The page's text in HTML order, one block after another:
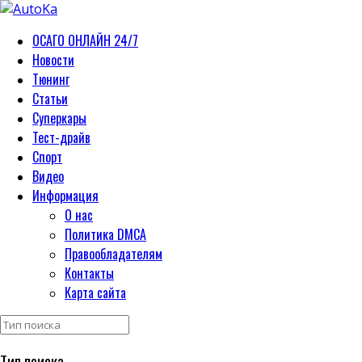
ОСАГО ОНЛАЙН 24/7
Новости
Тюнинг
Статьи
Суперкары
Тест-драйв
Спорт
Видео
Информация
О нас
Политика DMCA
Правообладателям
Контакты
Карта сайта